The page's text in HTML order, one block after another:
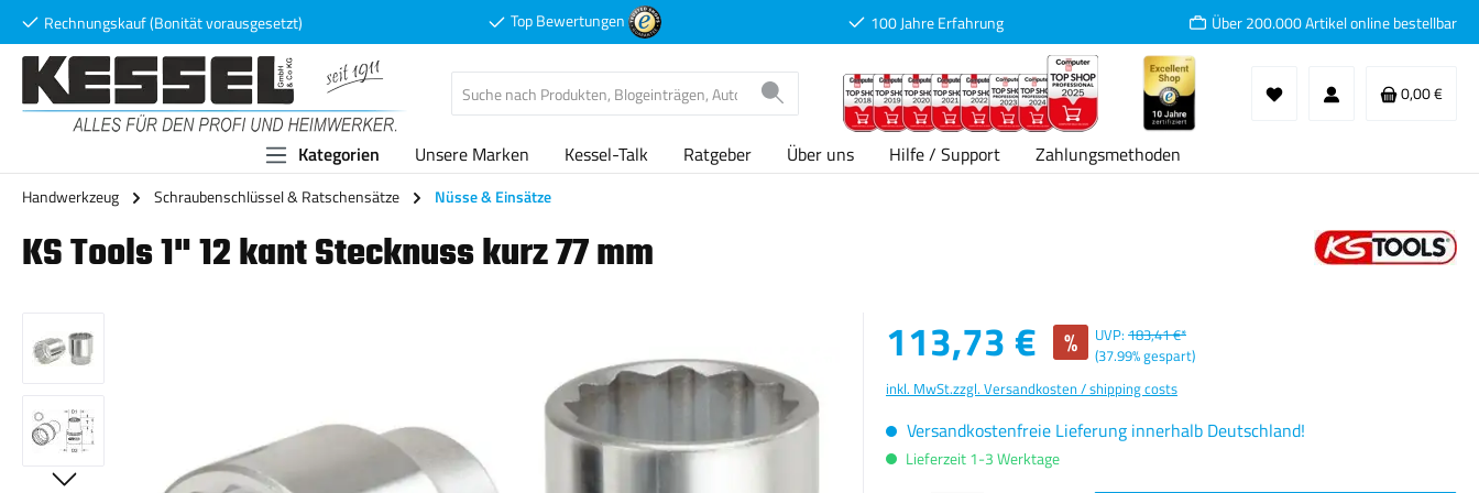
Hauptinhalt springen
Zur Suche springen
Zur Hauptnavigation springen
Rechnungskauf (Bonität vorausgesetzt) Top Bewertungen 100 Jahre Erfahrung Über 200.000 Artikel online bestellbar
0,00 €
Kategorien Unsere Marken Kessel-Talk Ratgeber Über uns Hilfe / Support Zahlungsmethoden
Handwerkzeug Schraubenschlüssel & Ratschensätze Nüsse & Einsätze
KS Tools 1" 12 kant Stecknuss kurz 77 mm
Bildergalerie überspringen Verkaufspreis:
113,73 € % UVP: 183,41 €*
(37.99% gespart)
inkl. MwSt.zzgl. Versandkosten / shipping costs
Versandkostenfreie Lieferung innerhalb Deutschland!
Lieferzeit 1-3 Werktage